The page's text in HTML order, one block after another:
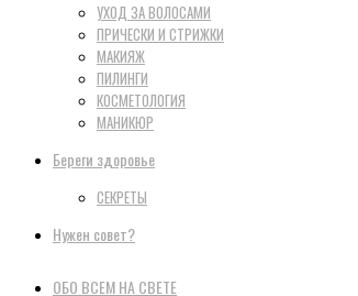
УХОД ЗА ВОЛОСАМИ
ПРИЧЕСКИ И СТРИЖКИ
МАКИЯЖ
ПИЛИНГИ
КОСМЕТОЛОГИЯ
МАНИКЮР
Береги здоровье
СЕКРЕТЫ
Нужен совет?
ОБО ВСЕМ НА СВЕТЕ